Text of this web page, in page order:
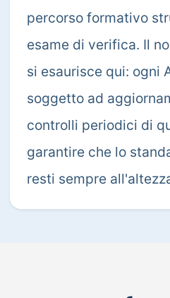
percorso formativo
esame di verifica. Il
si esaurisce qui: ogni
soggetto ad
controlli periodici di
garantire che lo
resti sempre